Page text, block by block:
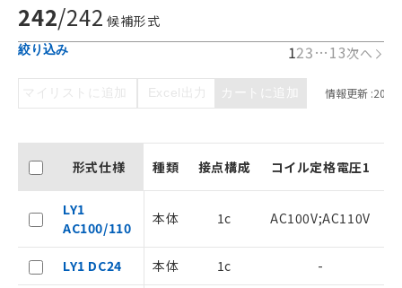
242/242 候補形式
絞り込み 123…13次へ
マイリストに追加 Excel出力 カートに追加 情報更新 :
形式仕様 種類 接点構成 コイル定格電圧1
LY1
AC100/110
本体 1c AC100V;AC110V
LY1 DC24 本体 1c -